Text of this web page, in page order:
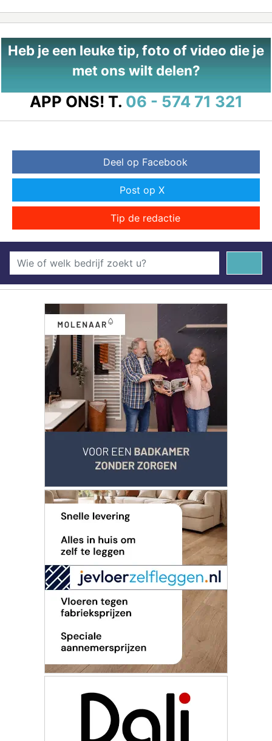
Heb je een leuke tip, foto of video die je
met ons wilt delen?
APP ONS! T. 06 - 574 71 321
Deel op Facebook
Post op X
Tip de redactie